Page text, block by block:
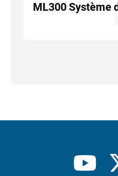
ML300 Système